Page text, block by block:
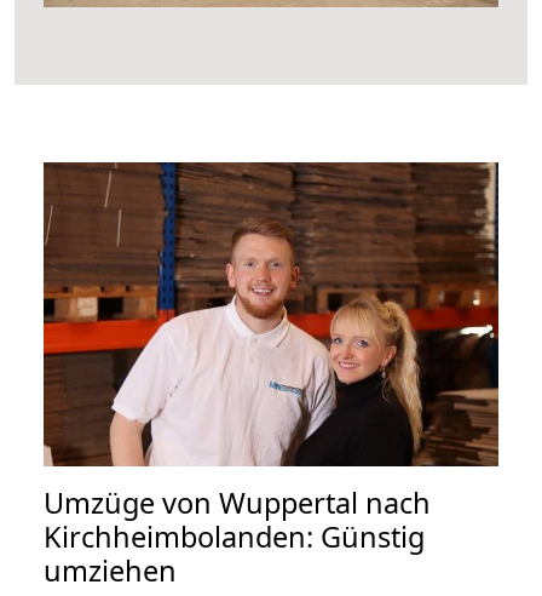
Umzüge von Wuppertal nach
Kirchheimbolanden: Günstig
umziehen